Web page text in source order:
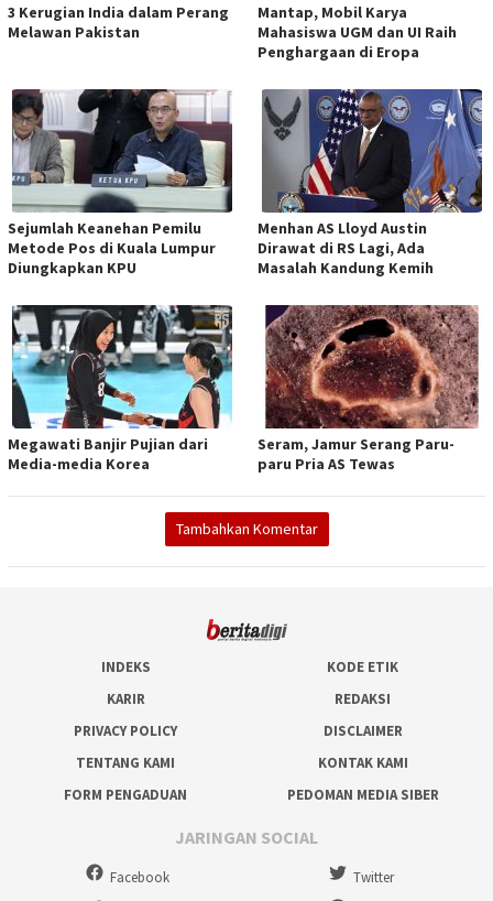
3 Kerugian India dalam Perang
Melawan Pakistan
Mantap, Mobil Karya
Mahasiswa UGM dan UI Raih
Penghargaan di Eropa
Sejumlah Keanehan Pemilu
Metode Pos di Kuala Lumpur
Diungkapkan KPU
Menhan AS Lloyd Austin
Dirawat di RS Lagi, Ada
Masalah Kandung Kemih
Megawati Banjir Pujian dari
Media-media Korea
Seram, Jamur Serang Paru-
paru Pria AS Tewas
Tambahkan Komentar
INDEKS
KODE ETIK
KARIR
REDAKSI
PRIVACY POLICY
DISCLAIMER
TENTANG KAMI
KONTAK KAMI
FORM PENGADUAN
PEDOMAN MEDIA SIBER
JARINGAN SOCIAL
Facebook Twitter